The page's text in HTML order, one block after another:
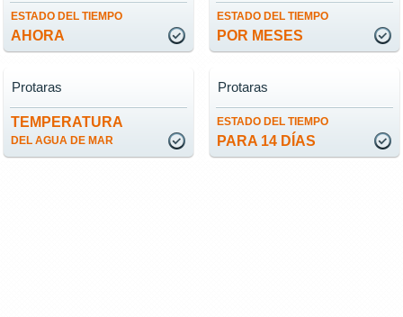
ESTADO DEL TIEMPO
AHORA
ESTADO DEL TIEMPO
POR MESES
TEMPERATURA
DEL AGUA DE MAR
Protaras
ESTADO DEL TIEMPO
PARA 14 DÍAS
Protaras